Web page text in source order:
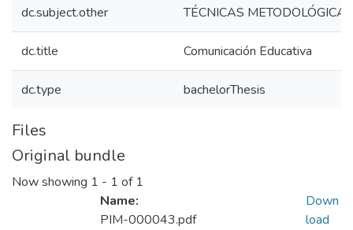
dc.subject.other TÉCNICAS METODOLÓGICAS
dc.title Comunicación Educativa
dc.type bachelorThesis
Files
Original bundle
Now showing 1 - 1 of 1
Name:
PIM-000043.pdf
Down
load